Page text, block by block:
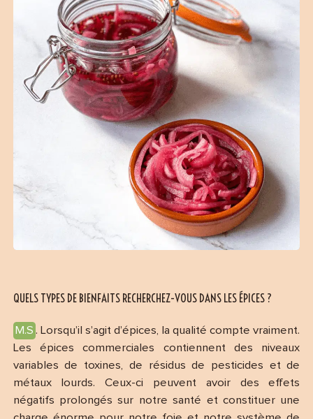
QUELS TYPES DE BIENFAITS RECHERCHEZ-VOUS DANS LES ÉPICES ?
M.S . Lorsqu’il s’agit d’épices, la qualité compte vraiment.
Les épices commerciales contiennent des niveaux
variables de toxines, de résidus de pesticides et de
métaux lourds. Ceux-ci peuvent avoir des effets
négatifs prolongés sur notre santé et constituer une